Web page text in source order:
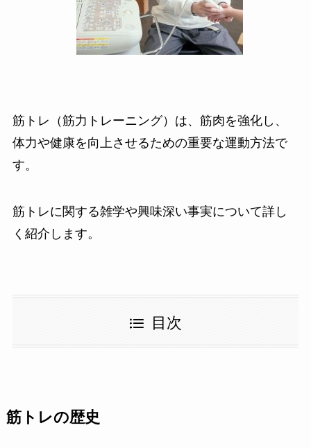
筋トレ（筋力トレーニング）は、筋肉を強化し、
体力や健康を向上させるための重要な運動方法で
す。
筋トレに関する雑学や興味深い事実について詳し
く紹介します。
目次
筋トレの歴史